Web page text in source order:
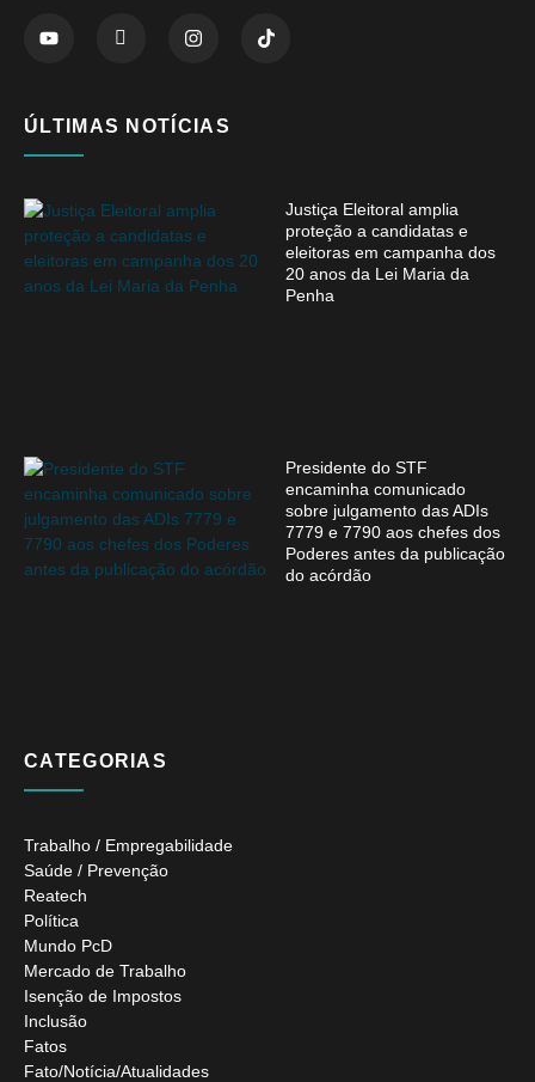
ÚLTIMAS NOTÍCIAS
Justiça Eleitoral amplia
proteção a candidatas e
eleitoras em campanha dos
20 anos da Lei Maria da
Penha
Presidente do STF
encaminha comunicado
sobre julgamento das ADIs
7779 e 7790 aos chefes dos
Poderes antes da publicação
do acórdão
CATEGORIAS
Trabalho / Empregabilidade
Saúde / Prevenção
Reatech
Política
Mundo PcD
Mercado de Trabalho
Isenção de Impostos
Inclusão
Fatos
Fato/Notícia/Atualidades